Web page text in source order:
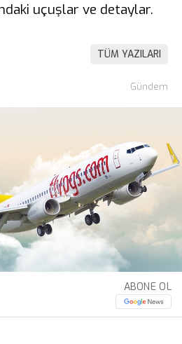
uçuşlar ve detaylar.
TÜM YAZILARI
Gündem
ABONE OL